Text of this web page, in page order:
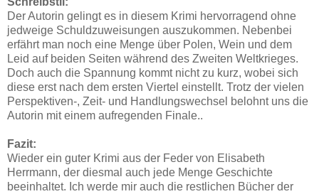
Der Autorin gelingt es in diesem Krimi hervorragend ohne
jedweige Schuldzuweisungen auszukommen. Nebenbei
erfährt man noch eine Menge über Polen, Wein und dem
Leid auf beiden Seiten während des Zweiten Weltkrieges.
Doch auch die Spannung kommt nicht zu kurz, wobei sich
diese erst nach dem ersten Viertel einstellt. Trotz der vielen
Perspektiven-, Zeit- und Handlungswechsel belohnt uns die
Autorin mit einem aufregenden Finale..
Fazit:
Wieder ein guter Krimi aus der Feder von Elisabeth
Herrmann, der diesmal auch jede Menge Geschichte
beeinhaltet. Ich werde mir auch die restlichen Bücher der